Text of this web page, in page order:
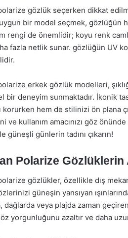
gözlük seçerken dikkat
bir model seçmek, gözlüğün
rengi de önemlidir; koyu renk
fazla netlik sunar. gözlüğün UV
erkek gözlük modelleri,
bir deneyim sunmaktadır. İkonik
korurken hem de stilinizi ön
ve kullanım amacınızı göz
güneşli günlerin tadını çıkarın!
Polarize Gözlüklerin
gözlükler, özellikle dış
güneşin yansıyan
dağlarda veya plajda zaman
yorgunluğunu azaltır ve daha